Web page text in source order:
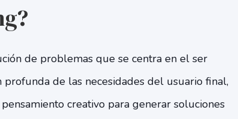
de problemas que se centra en el ser
de las necesidades del usuario final,
creativo para generar soluciones